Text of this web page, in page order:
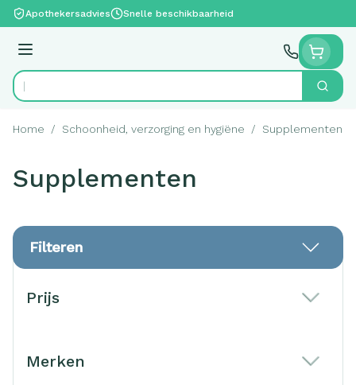
Ga naar de inhoud
Apothekersadvies Snelle beschikbaarheid
Menu
Product, merk, categorie... Zoek
Home / Schoonheid, verzorging en hygiëne / Supplementen
Supplementen
Filteren
Prijs
Merken